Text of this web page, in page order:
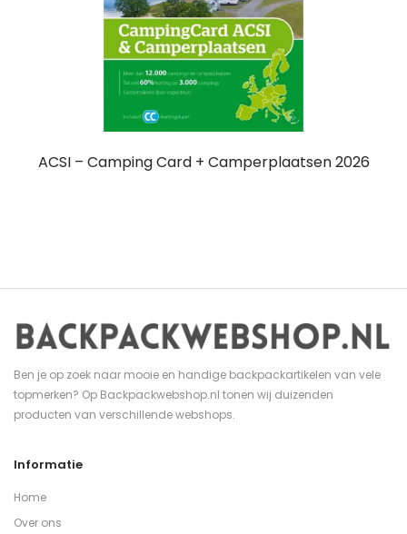
ACSI – Camping Card + Camperplaatsen 2026
Ben je op zoek naar mooie en handige backpackartikelen van vele
topmerken? Op Backpackwebshop.nl tonen wij duizenden
producten van verschillende webshops.
Informatie
Home
Over ons